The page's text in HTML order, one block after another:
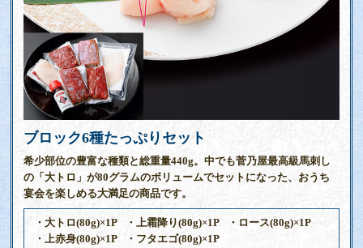
ブロック6種たっぷりセット
希少部位の豊富な種類と総重量440g。中でも菅乃屋最高級馬刺し
の「大トロ」が80グラムのボリュームでセットになった、おうち
宴会を楽しめる大満足の商品です。
・大トロ(80g)×1P ・上霜降り(80g)×1P
・ロース(80g)×1P
・上赤身(80g)×1P
・フタエゴ(80g)×1P